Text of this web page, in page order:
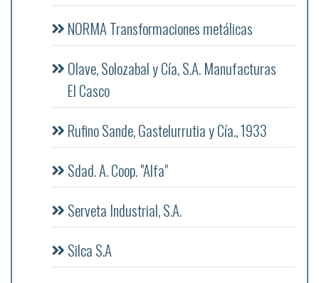
NORMA Transformaciones metálicas
Olave, Solozabal y Cía, S.A. Manufacturas
El Casco
Rufino Sande, Gastelurrutia y Cía., 1933
Sdad. A. Coop. "Alfa"
Serveta Industrial, S.A.
Silca S.A